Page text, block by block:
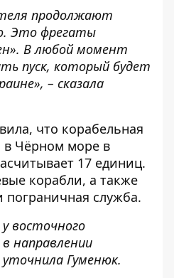
продолжают
Это фрегаты
В любой момент
пуск, который будет
– сказала
что корабельная
в Чёрном море в
17 единиц.
корабли, а также
пограничная служба.
восточного
направлении
уточнила Гуменюк.